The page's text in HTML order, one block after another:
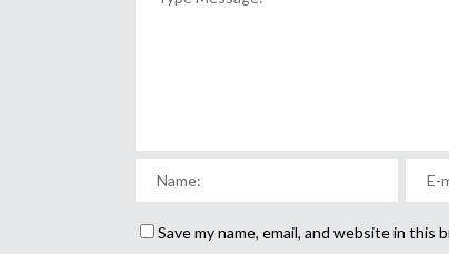
Save my name, email, and website in